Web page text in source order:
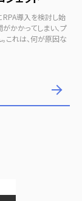
RPA導入を検討し始
かかってしまい、プ
これは、何が原因な